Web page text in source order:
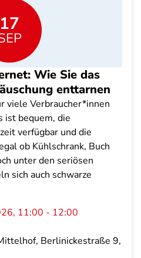
17
Wie Sie das
enttarnen
viele Verbraucher*innen
ist bequem, die
verfügbar und die
ob Kühlschrank, Buch
unter den seriösen
sich auch schwarze
11:00 - 12:00
Berlinickestraße 9,